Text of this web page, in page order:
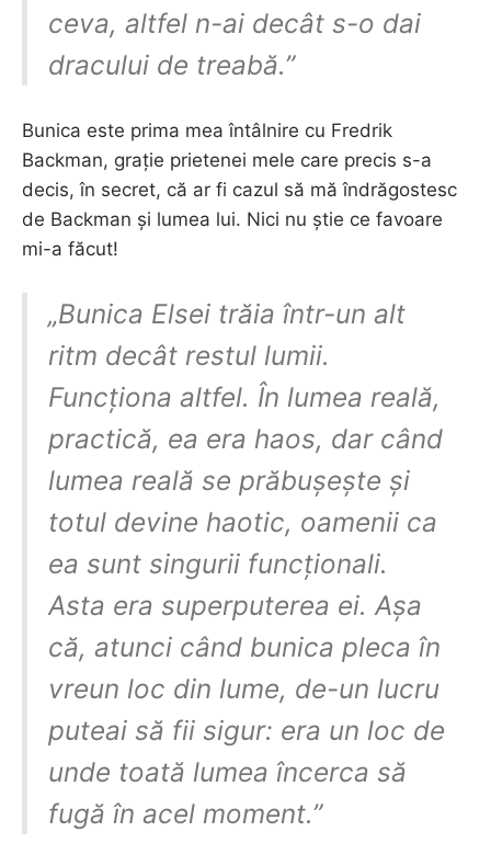
ceva, altfel n-ai decât s-o dai
dracului de treabă.”
Bunica este prima mea întâlnire cu Fredrik
Backman, grație prietenei mele care precis s-a
decis, în secret, că ar fi cazul să mă îndrăgostesc
de Backman și lumea lui. Nici nu știe ce favoare
mi-a făcut!
„Bunica Elsei trăia într-un alt
ritm decât restul lumii.
Funcționa altfel. În lumea reală,
practică, ea era haos, dar când
lumea reală se prăbușește și
totul devine haotic, oamenii ca
ea sunt singurii funcționali.
Asta era superputerea ei. Așa
că, atunci când bunica pleca în
vreun loc din lume, de-un lucru
puteai să fii sigur: era un loc de
unde toată lumea încerca să
fugă în acel moment.”